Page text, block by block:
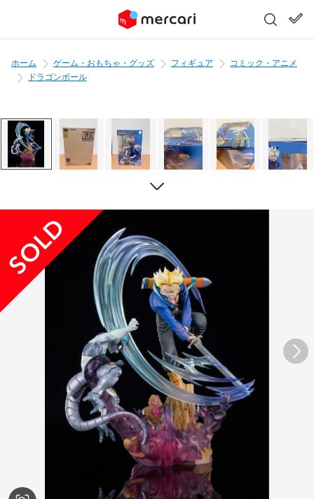
ホーム ゲーム・おもちゃ・グッズ フィギュア
コミック・アニメ
ドラゴンボール